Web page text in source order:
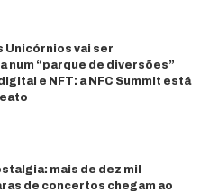
Unicórnios vai ser
num “parque de diversões”
e NFT: a NFC Summit está
mais de dez mil
de concertos chegam ao